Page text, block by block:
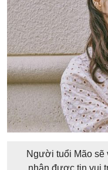
Người tuổi Mão sẽ
nhận được tin vui